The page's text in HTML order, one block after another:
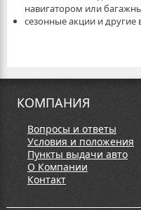
навигатором или
сезонные акции и
КОМПАНИЯ
Вопросы и ответы
Условия и положения
Пункты выдачи авто
О Компании
Контакт